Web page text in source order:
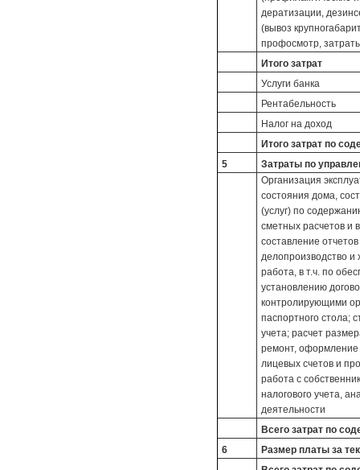
дератизации,
(вывоз
профосмотр,
Итого затрат
Услуги банка
Рентабельность
Налог на доход
Итого затрат по
5
Затраты по
Организация
состояния дома,
(услуг) по
сметных расчетов и
составление
делопроизводство и
работа, в т.ч. по
установлению
контролирующими
паспортного стола;
учета; расчет
ремонт, оформление
лицевых счетов и
работа с
налогового учета,
деятельности
Всего затрат по
6
Размер платы за